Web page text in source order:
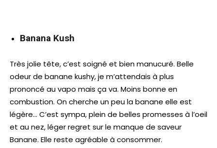
Banana Kush
Très jolie tête, c’est soigné et bien manucuré. Belle
odeur de banane kushy, je m’attendais à plus
prononcé au vapo mais ça va. Moins bonne en
combustion. On cherche un peu la banane elle est
légère… C’est sympa, plein de belles promesses à l’oeil
et au nez, léger regret sur le manque de saveur
Banane. Elle reste agréable à consommer.